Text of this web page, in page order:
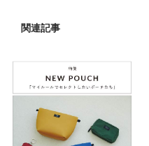
関連記事